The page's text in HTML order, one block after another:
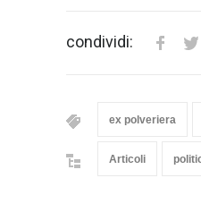
condividi:
ex polveriera
Articoli